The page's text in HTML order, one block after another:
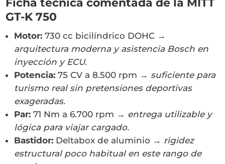
Ficha técnica comentada de la MITT
GT-K 750
Motor: 730 cc bicilíndrico DOHC →
arquitectura moderna y asistencia Bosch en
inyección y ECU.
Potencia: 75 CV a 8.500 rpm → suficiente para
turismo real sin pretensiones deportivas
exageradas.
Par: 71 Nm a 6.700 rpm → entrega utilizable y
lógica para viajar cargado.
Bastidor: Deltabox de aluminio → rigidez
estructural poco habitual en este rango de